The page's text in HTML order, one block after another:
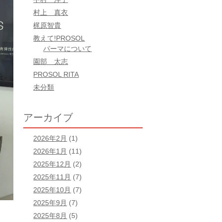
村上 真衣
梶原智貴
教えて!PROSOL
パーマについて
園部 太志
PROSOL RITA
未分類
アーカイブ
2026年2月 (1)
2026年1月 (11)
2025年12月 (2)
2025年11月 (7)
2025年10月 (7)
2025年9月 (7)
2025年8月 (5)